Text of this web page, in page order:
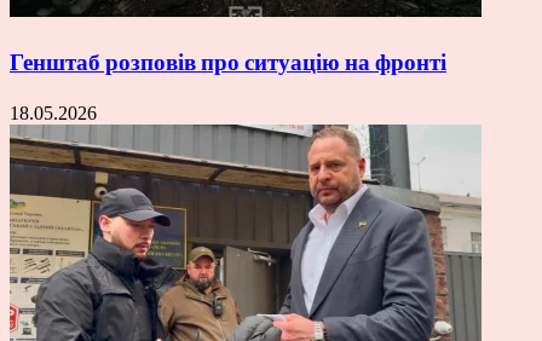
Генштаб розповів про ситуацію на фронті
18.05.2026